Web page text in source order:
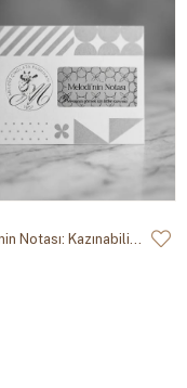
Melodi'nin Notası: Kazınabilir Özel Hediye Kartı